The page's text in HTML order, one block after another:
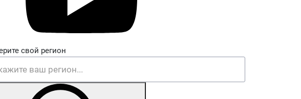
свой регион